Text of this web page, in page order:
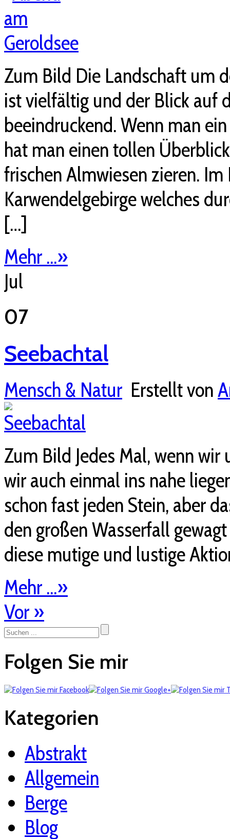
Zum Bild Die Landschaft um
ist vielfältig und der Blick auf
beeindruckend. Wenn man
hat man einen tollen
frischen Almwiesen zieren.
Karwendelgebirge welches
[…]
Mehr ...»
Jul
07
Seebachtal
Mensch & Natur Erstellt von
Zum Bild Jedes Mal, wenn
wir auch einmal ins nahe
schon fast jeden Stein, aber
den großen Wasserfall
diese mutige und lustige
Mehr ...»
Vor »
Folgen Sie mir
Kategorien
Abstrakt
Allgemein
Berge
Blog